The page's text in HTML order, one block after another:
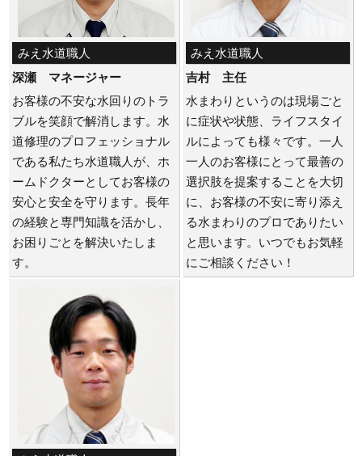
みえ水道職人
深瀬 マネージャー
お客様の不安な水回りのトラ
ブルを笑顔で解消します。水
道修理のプロフェッショナル
である私たち水道職人が、ホ
ームドクターとしてお客様の
安心と安全を守ります。長年
の経験と専門知識を活かし、
お困りごとを解決いたしま
す。
みえ水道職人
吉村 主任
水まわりというのは現場ごと
に症状や状態、ライフスタイ
ルによっても様々です。一人
一人のお客様にとって最善の
選択肢を提案することを大切
に、お客様の不安に寄り添え
る水まわりのプロでありたい
と思います。いつでもお気軽
にご相談ください！